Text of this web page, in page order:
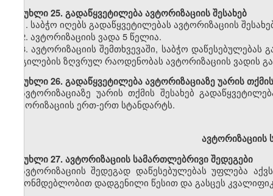
მუხლი25. გადაწყვეტილება ავტორიზაციის შესახებ
1. საბჭო იღებს გადაწყვეტილებას ავტორიზაციის
2. ავტორიზაციის ვადა 5 წელია.
3. ავტორიზაციის შემთხვევაში, საბჭო
ადგილების ზღვრულ რაოდენობას ავტორიზაციის ვადის
მუხლი26. გადაწყვეტილება ავტორიზაციაზე უარის
ავტორიზაციაზე უარის თქმის შესახებ
ავტორიზაციის ერთ-ერთ სტანდარტს.
ავტორიზაციის
მუხლი27. ავტორიზაციის სამართლებრივი შედეგები
ავტორიზაციის შედეგად დაწესებულებას უფლება
კანონმდებლობით დადგენილი წესით და გასცეს